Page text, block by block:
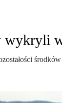
wykryli